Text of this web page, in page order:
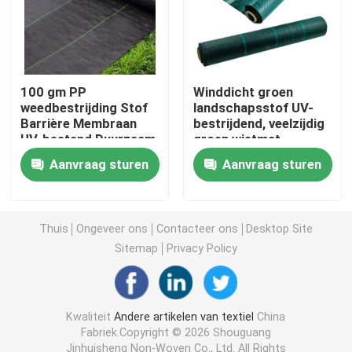
Niet-geweven Lijstdoek
Huishoudelijke schoonmaaklakken
Spunlace het Schoonmaken veegt af
Het beschikbare Schoonmaken veegt af
Wippers voor de voedingssector
Keukendoeken voor eenmalig gebruik
100 gm PP
weedbestrijding Stof
Barrière Membraan
UV-bestand Duurzaam
Aanvraag sturen
Winddicht groen
landschapsstof UV-
bestrijdend, veelzijdig
groen wietmat.
Aanvraag sturen
Thuis Ongeveer ons Contacteer ons
Desktop Site
Sitemap
Privacy Policy
KwaliteitAndere artikelen van textiel China
Fabriek.Copyright © 2026 Shouguang
Jinhuisheng Non-Woven Co., Ltd. All Rights